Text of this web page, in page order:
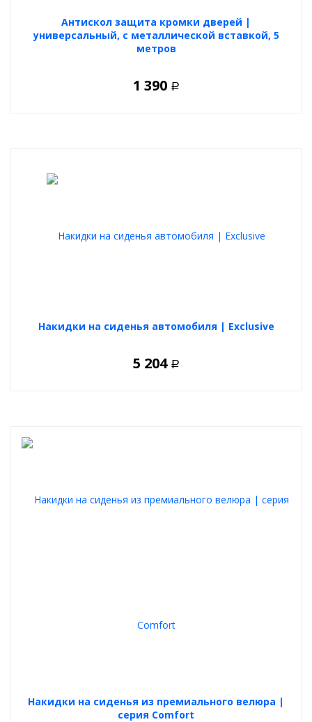
Антискол защита кромки дверей |
универсальный, с металлической вставкой, 5
метров
1 390 Р
Накидки на сиденья автомобиля | Exclusive
5 204 Р
Накидки на сиденья из премиального велюра |
серия Comfort